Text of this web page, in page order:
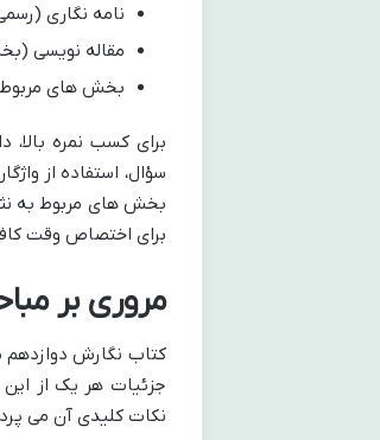
نامه نگاری
مقاله نویسی
بخش های مربوط
برای کسب نمره
سؤال، استفاده از
بخش های مربوط به
برای اختصاص وقت
مروری بر
کتاب نگارش دوازدهم
جزئیات هر یک از
نکات کلیدی آن می